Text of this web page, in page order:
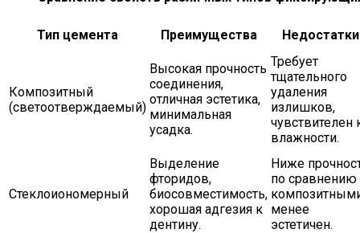
Тип цемента Преимущества Недостатки
Композитный
(светоотверждаемый)
Высокая прочность
соединения,
отличная эстетика,
минимальная
усадка.
Требует
тщательного
удаления
излишков,
чувствителен
влажности.
Стеклоиономерный
Выделение
фторидов,
биосовместимость,
хорошая адгезия к
дентину.
Ниже
по сравнению
менее
эстетичен.